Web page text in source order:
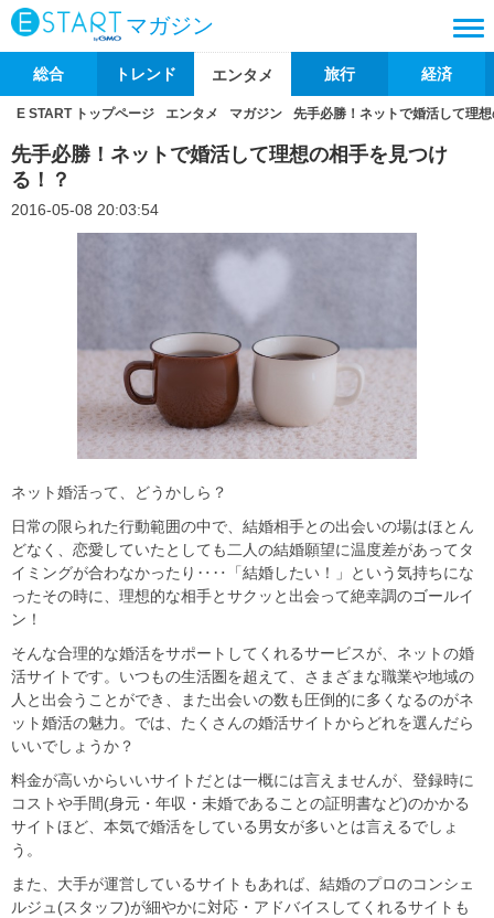
マガジン
総合 トレンド エンタメ 旅行 経済
E START トップページ エンタメ マガジン 先手必勝！ネットで婚活して理
先手必勝！ネットで婚活して理想の相手を見つけ
る！？
2016-05-08 20:03:54
ネット婚活って、どうかしら？
日常の限られた行動範囲の中で、結婚相手との出会いの場はほとん
どなく、恋愛していたとしても二人の結婚願望に温度差があってタ
イミングが合わなかったり‥‥「結婚したい！」という気持ちにな
ったその時に、理想的な相手とサクッと出会って絶幸調のゴールイ
ン！
そんな合理的な婚活をサポートしてくれるサービスが、ネットの婚
活サイトです。いつもの生活圏を超えて、さまざまな職業や地域の
人と出会うことができ、また出会いの数も圧倒的に多くなるのがネ
ット婚活の魅力。では、たくさんの婚活サイトからどれを選んだら
いいでしょうか？
料金が高いからいいサイトだとは一概には言えませんが、登録時に
コストや手間(身元・年収・未婚であることの証明書など)のかかる
サイトほど、本気で婚活をしている男女が多いとは言えるでしょ
う。
また、大手が運営しているサイトもあれば、結婚のプロのコンシェ
ルジュ(スタッフ)が細やかに対応・アドバイスしてくれるサイトも